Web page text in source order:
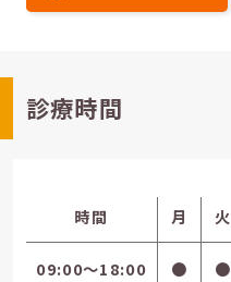
診療時間
時間 月 火
09:00〜18:00 ● ●